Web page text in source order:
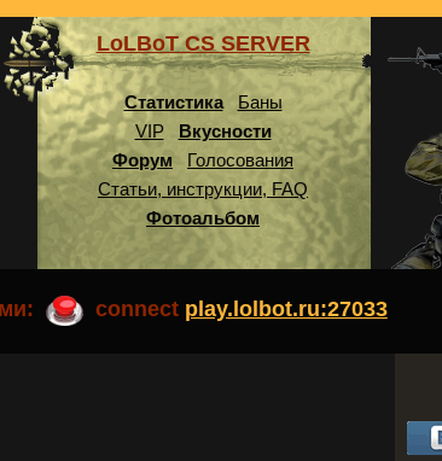
LoLBoT CS SERVER
Статистика
Баны
VIP
Вкусности
Форум
Голосования
Статьи, инструкции, FAQ
Фотоальбом
connect play.lolbot.ru:27033